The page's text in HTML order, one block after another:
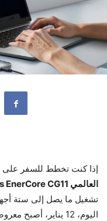
إذا كنت تخطط للسفر على
العالمي Baseus EnerCore CG11
تشغيل ما يصل إلى ستة